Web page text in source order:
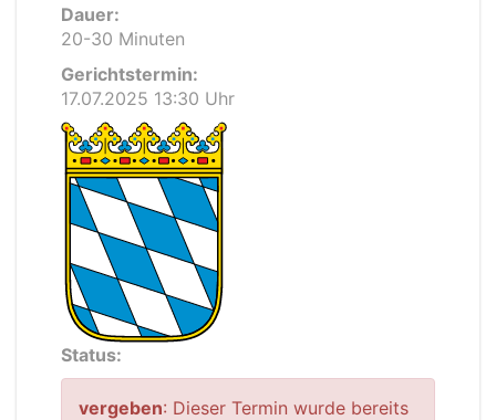
Dauer:
20-30 Minuten
Gerichtstermin:
17.07.2025 13:30 Uhr
Status:
vergeben: Dieser Termin wurde bereits